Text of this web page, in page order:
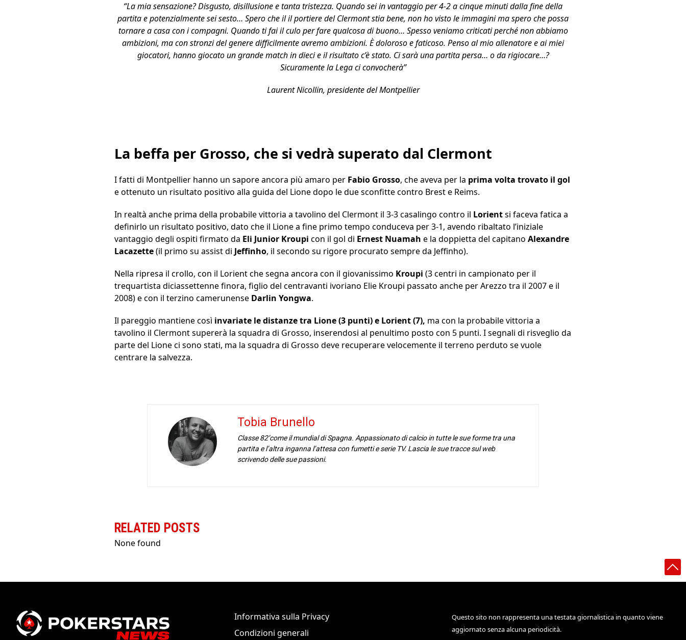
“La mia sensazione? Disgusto, disillusione e tanta tristezza. Quando sei in vantaggio per 4-2 a cinque minuti dalla fine della
partita e potenzialmente sei sesto… Spero che il il portiere del Clermont stia bene, non ho visto le immagini ma spero che possa
tornare a casa con i compagni. Quando ti fai il culo per fare qualcosa di buono… Spesso veniamo criticati perché non abbiamo
ambizioni, ma con stronzi del genere difficilmente avremo ambizioni. È doloroso e faticoso. Penso al mio allenatore e ai miei
giocatori, hanno giocato un grande match in dieci e il risultato c’è stato. Ci sarà una partita persa… o da rigiocare…?
Sicuramente la Lega ci convocherà”
Laurent Nicollin, presidente del Montpellier
La beffa per Grosso, che si vedrà superato dal Clermont
I fatti di Montpellier hanno un sapore ancora più amaro per Fabio Grosso, che aveva per la prima volta trovato il gol
e ottenuto un risultato positivo alla guida del Lione dopo le due sconfitte contro Brest e Reims.
In realtà anche prima della probabile vittoria a tavolino del Clermont il 3-3 casalingo contro il Lorientsi faceva fatica a
definirlo un risultato positivo, dato che il Lione a fine primo tempo conduceva per 3-1, avendo ribaltato l’iniziale
vantaggio degli ospiti firmato da Eli Junior Kroupi con il gol di Ernest Nuamah e la doppietta del capitano Alexandre
Lacazette(il primo su assist di Jeffinho, il secondo su rigore procurato sempre da Jeffinho).
Nella ripresa il crollo, con il Lorient che segna ancora con il giovanissimo Kroupi (3 centri in campionato per il
trequartista diciassettenne finora, figlio del centravanti ivoriano Elie Kroupi passato anche per Arezzo tra il 2007 e il
2008) e con il terzino camerunense Darlin Yongwa.
Il pareggio mantiene così invariate le distanze tra Lione (3 punti) e Lorient (7), ma con la probabile vittoria a
tavolino il Clermont supererà la squadra di Grosso, inserendosi al penultimo posto con 5 punti. I segnali di risveglio da
parte del Lione ci sono stati, ma la squadra di Grosso deve recuperare velocemente il terreno perduto se vuole
centrare la salvezza.
Tobia Brunello
Classe 82’come il mundial di Spagna. Appassionato di calcio in tutte le sue forme tra una
partita e l’altra inganna l’attesa con fumetti e serie TV. Lascia le sue tracce sul web
scrivendo delle sue passioni.
RELATED POSTS
None found
Informativa sulla Privacy
Condizioni generali
Questo sito non rappresenta una testata giornalistica in quanto viene
aggiornato senza alcuna periodicità.